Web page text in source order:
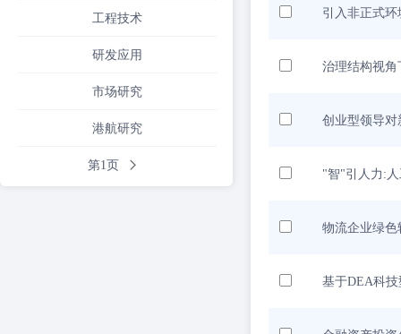
工程技术
研发应用
市场研究
港航研究
第1页
引入非正式
治理结构视
创业型领导
"智"引人力:
物流企业绿
基于DEA科